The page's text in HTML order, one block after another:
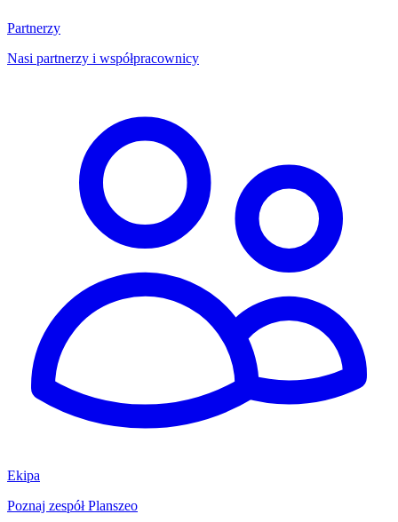
Partnerzy
Nasi partnerzy i współpracownicy
Ekipa
Poznaj zespół Planszeo